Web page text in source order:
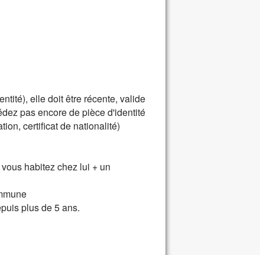
elle doit être récente, valide
pas encore de pièce d'identité
certificat de nationalité)
habitez chez lui + un
plus de 5 ans.